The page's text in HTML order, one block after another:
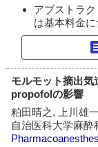
アブストラ
は基本料金に
モルモット摘出
propofolの影響
粕田晴之, 上川雄
自治医科大学麻